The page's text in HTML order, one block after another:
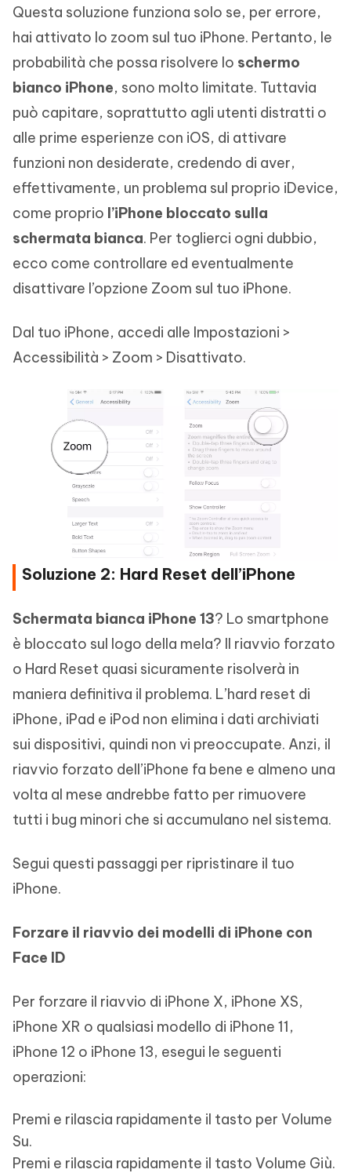
Questa soluzione funziona solo se, per errore,
hai attivato lo zoom sul tuo iPhone. Pertanto, le
probabilità che possa risolvere lo schermo
bianco iPhone, sono molto limitate. Tuttavia
può capitare, soprattutto agli utenti distratti o
alle prime esperienze con iOS, di attivare
funzioni non desiderate, credendo di aver,
effettivamente, un problema sul proprio iDevice,
come proprio l’iPhone bloccato sulla
schermata bianca. Per toglierci ogni dubbio,
ecco come controllare ed eventualmente
disattivare l’opzione Zoom sul tuo iPhone.
Dal tuo iPhone, accedi alle Impostazioni >
Accessibilità > Zoom > Disattivato.
Soluzione 2: Hard Reset dell’iPhone
Schermata bianca iPhone 13? Lo smartphone
è bloccato sul logo della mela? Il riavvio forzato
o Hard Reset quasi sicuramente risolverà in
maniera definitiva il problema. L’hard reset di
iPhone, iPad e iPod non elimina i dati archiviati
sui dispositivi, quindi non vi preoccupate. Anzi, il
riavvio forzato dell’iPhone fa bene e almeno una
volta al mese andrebbe fatto per rimuovere
tutti i bug minori che si accumulano nel sistema.
Segui questi passaggi per ripristinare il tuo
iPhone.
Forzare il riavvio dei modelli di iPhone con
Face ID
Per forzare il riavvio di iPhone X, iPhone XS,
iPhone XR o qualsiasi modello di iPhone 11,
iPhone 12 o iPhone 13, esegui le seguenti
operazioni:
Premi e rilascia rapidamente il tasto per Volume
Su.
Premi e rilascia rapidamente il tasto Volume Giù.